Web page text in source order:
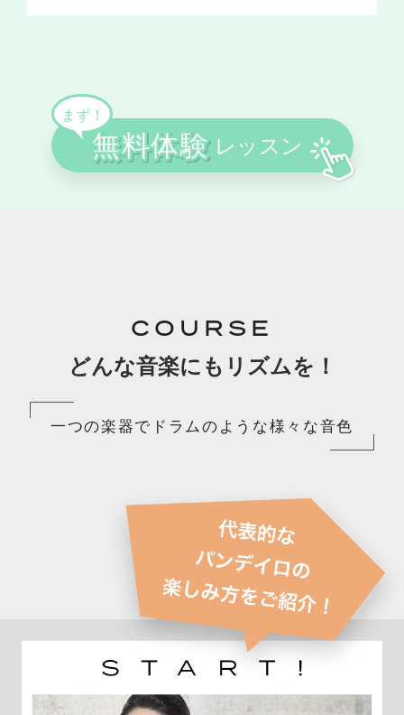
COURSE
どんな音楽にもリズムを！
一つの楽器でドラムのような様々な音色